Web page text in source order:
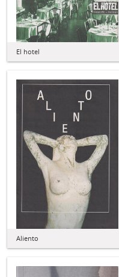
El hotel
Aliento